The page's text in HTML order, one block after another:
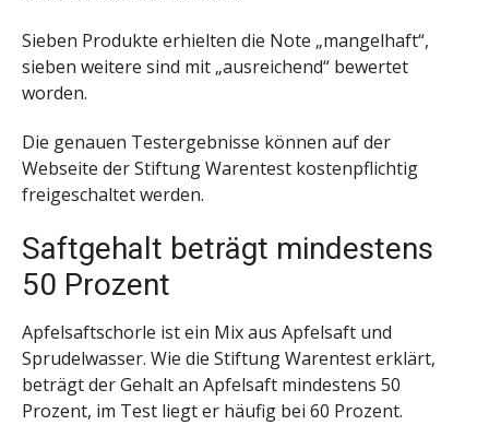
Sieben Produkte erhielten die Note „mangelhaft“,
sieben weitere sind mit „ausreichend“ bewertet
worden.
Die genauen Testergebnisse können auf der
Webseite der Stiftung Warentest kostenpflichtig
freigeschaltet werden.
Saftgehalt beträgt mindestens
50 Prozent
Apfelsaftschorle ist ein Mix aus Apfelsaft und
Sprudelwasser. Wie die Stiftung Warentest erklärt,
beträgt der Gehalt an Apfelsaft mindestens 50
Prozent, im Test liegt er häufig bei 60 Prozent.